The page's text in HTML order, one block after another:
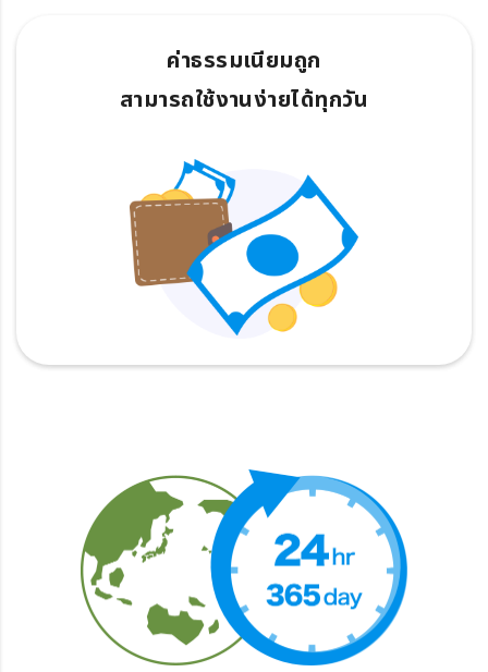
ค่าธรรมเนียมถูก
สามารถใช้งานง่ายได้ทุกวัน